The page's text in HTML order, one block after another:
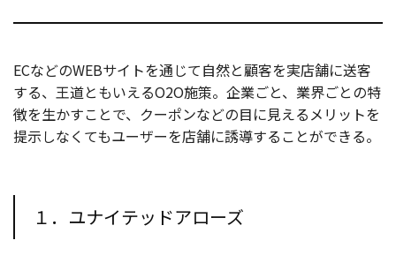
ECなどのWEBサイトを通じて自然と顧客を実店舗に送客
する、王道ともいえるO2O施策。企業ごと、業界ごとの特
徴を生かすことで、クーポンなどの目に見えるメリットを
提示しなくてもユーザーを店舗に誘導することができる。
１．ユナイテッドアローズ